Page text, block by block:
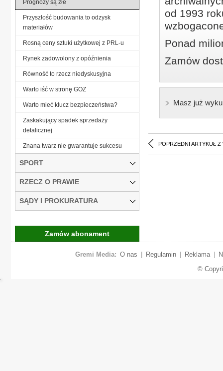
od 1993
Ponad
Zamów
Masz już
POPRZEDNI ARTYKUŁ Z
Prognozy są złe
Przyszłość budowania to odzysk
materiałów
Rosną ceny sztuki użytkowej z PRL-u
Rynek zadowolony z opóźnienia
Równość to rzecz niedyskusyjna
Warto iść w stronę GOZ
Warto mieć klucz bezpieczeństwa?
Zaskakujący spadek sprzedaży
detalicznej
Znana twarz nie gwarantuje sukcesu
SPORT
RZECZ O PRAWIE
SĄDY I PROKURATURA
Zamów abonament
Gremi Media: O nas Regulamin Reklama
©